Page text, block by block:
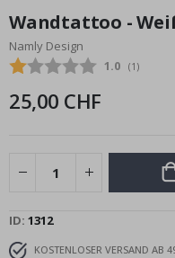
der
Bildgalerie
springen
Wandtattoo -
Namly Design
1.0 (1 )
25,00 CHF
ID 1312
KOSTENLOSER VERSAND AB